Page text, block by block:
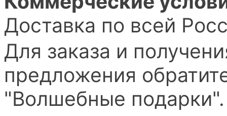
Доставка по всей
Для заказа и
предложения
"Волшебные подарки".